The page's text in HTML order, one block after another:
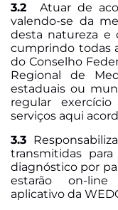
3.2 Atuar de
valendo-se da
desta natureza e
cumprindo todas
do Conselho
Regional de
estaduais ou
regular
serviços aqui
3.3
transmitidas
diagnóstico por
estarão on-
aplicativo da